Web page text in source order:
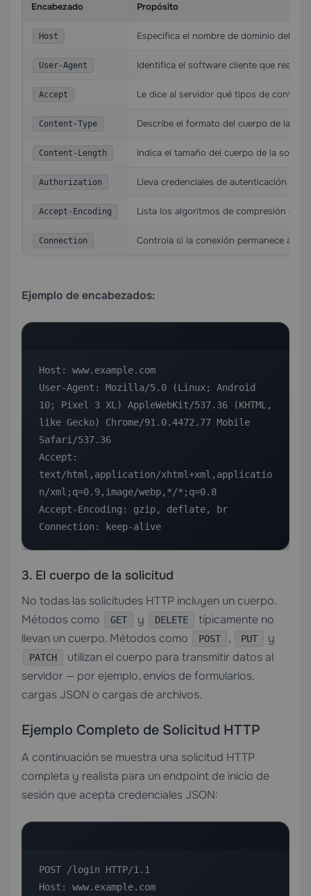
Encabezado Propósito
Host Especifica el nombre de dominio del
User-Agent Identifica el software cliente que realiza
Accept Le dice al servidor qué tipos de
Content-Type Describe el formato del cuerpo de la
Content-Length Indica el tamaño del cuerpo de la
Authorization Lleva credenciales de autenticación
Accept-Encoding Lista los algoritmos de compresión que
Connection Controla si la conexión permanece
Ejemplo de encabezados:
Host: www.example.com
User-Agent: Mozilla/5.0 (Linux; Android
10; Pixel 3 XL) AppleWebKit/537.36 (KHTML,
like Gecko) Chrome/91.0.4472.77 Mobile
Safari/537.36
Accept:
text/html,application/xhtml+xml,applicatio
n/xml;q=0.9,image/webp,*/*;q=0.8
Accept-Encoding: gzip, deflate, br
Connection: keep-alive
3. El cuerpo de la solicitud
No todas las solicitudes HTTP incluyen un cuerpo.
Métodos como
GET y DELETE
típicamente no
llevan un cuerpo. Métodos como
POST , PUT y
PATCH
utilizan el cuerpo para transmitir datos al
servidor — por ejemplo, envíos de formularios,
cargas JSON o cargas de archivos.
Ejemplo Completo de Solicitud HTTP
A continuación se muestra una solicitud HTTP
completa y realista para un endpoint de inicio de
sesión que acepta credenciales JSON:
POST /login HTTP/1.1
Host: www.example.com